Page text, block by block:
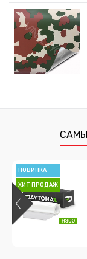
НОВИНКА
ХИТ ПРОДАЖ